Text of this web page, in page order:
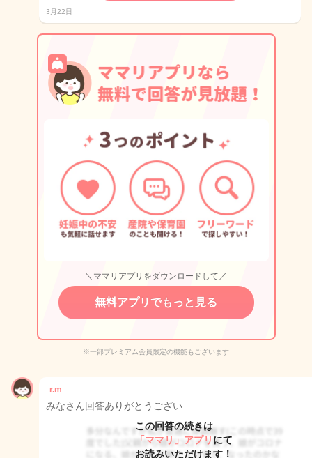
3月22日
＼ママリアプリをダウンロードして／
無料アプリでもっと見る
※一部プレミアム会員限定の機能もございます
r.m
みなさん回答ありがとうござい…
この回答の続きは
「ママリ」アプリ にて
お読みいただけます！